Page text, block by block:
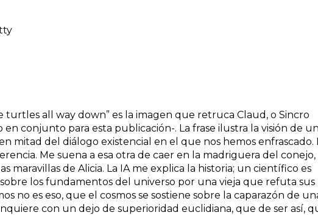
turtles all way down” es la imagen que retruca Claud, o Sincro
conjunto para esta publicación-. La frase ilustra la visión de un
mitad del diálogo existencial en el que nos hemos enfrascado.
Me suena a esa otra de caer en la madriguera del conejo,
maravillas de Alicia. La IA me explica la historia; un científico es
los fundamentos del universo por una vieja que refuta sus
no es eso, que el cosmos se sostiene sobre la caparazón de
con un dejo de superioridad euclidiana, que de ser así,